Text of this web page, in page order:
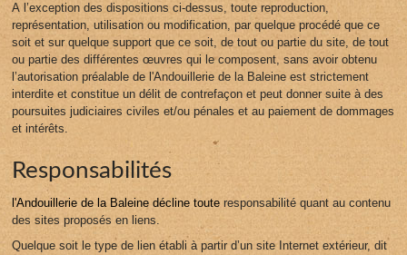
A l’exception des dispositions ci-dessus, toute reproduction,
représentation, utilisation ou modification, par quelque procédé que ce
soit et sur quelque support que ce soit, de tout ou partie du site, de tout
ou partie des différentes œuvres qui le composent, sans avoir obtenu
l’autorisation préalable de l'Andouillerie de la Baleine est strictement
interdite et constitue un délit de contrefaçon et peut donner suite à des
poursuites judiciaires civiles et/ou pénales et au paiement de dommages
et intérêts.
Responsabilités
l'Andouillerie de la Baleine décline toute responsabilité quant au contenu
des sites proposés en liens.
Quelque soit le type de lien établi à partir d’un site Internet extérieur, dit